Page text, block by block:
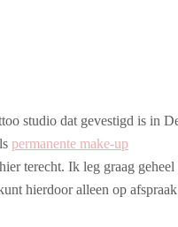
studio dat gevestigd is in
permanente make-up
terecht. Ik leg graag geheel
hierdoor alleen op afspraak